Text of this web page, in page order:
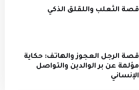
قصة الثعلب واللقلق الذكي
قصة الرجل العجوز والهاتف: حكاية
مؤلمة عن بر الوالدين والتواصل
الإنساني